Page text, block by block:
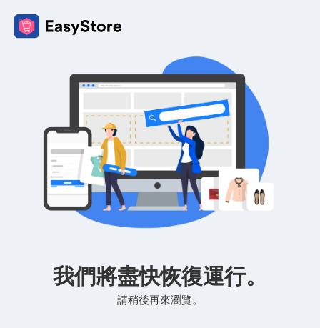
我們將盡快恢復運行。
請稍後再來瀏覽。